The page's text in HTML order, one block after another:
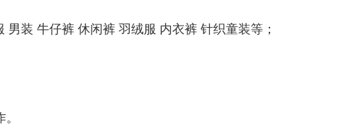
装 牛仔裤 休闲裤 羽绒服 内衣裤 针织童装等；